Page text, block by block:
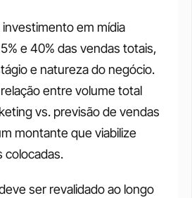
investimento em mídia
e 40% das vendas totais,
e natureza do negócio.
entre volume total
vs. previsão de vendas
montante que viabilize
colocadas.
ser revalidado ao longo